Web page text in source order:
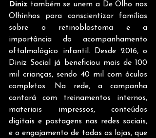
Diniz também se unem a De Olho nos
Olhinhos para conscientizar famílias
sobre o retinoblastoma e a
importância do acompanhamento
oftalmológico infantil. Desde 2016, o
Diniz Social já beneficiou mais de 100
mil crianças, sendo 40 mil com óculos
completos. Na rede, a campanha
contará com treinamentos internos,
materiais impressos, conteúdos
digitais e postagens nas redes sociais,
e o engajamento de todas as lojas, que